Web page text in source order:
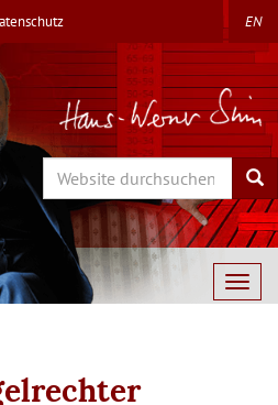
EN
Search